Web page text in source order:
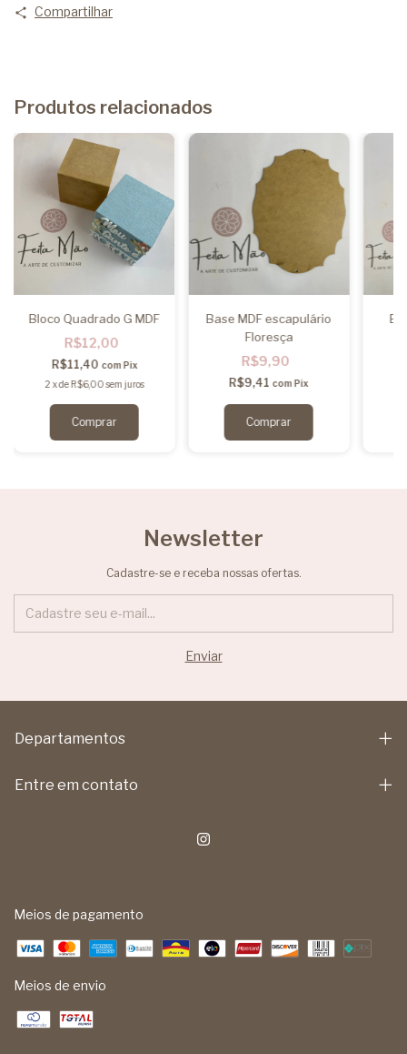
Compartilhar
Produtos relacionados
Bloco Quadrado G MDF
R$12,00
R$11,40 com Pix
2 xdeR$6,00sem juros
Base MDF escapulário
Floresça
R$9,90
R$9,41com Pix
Newsletter
Cadastre-se e receba nossas ofertas.
Departamentos
Entre em contato
Meios de pagamento
Meios de envio